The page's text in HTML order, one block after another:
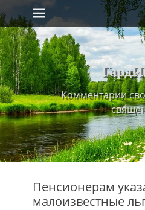
Skip
to
content
Primary Menu
Комментарии
Пенсионерам
малоизвестные